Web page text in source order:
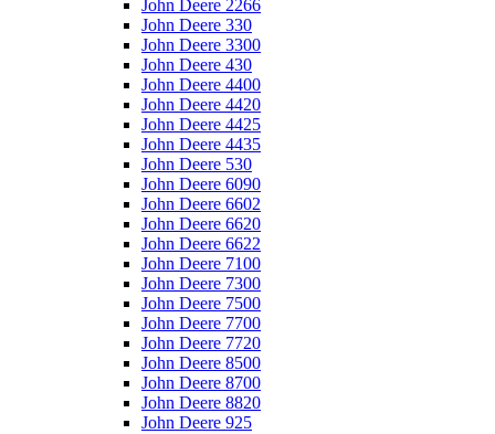
John Deere 2266
John Deere 330
John Deere 3300
John Deere 430
John Deere 4400
John Deere 4420
John Deere 4425
John Deere 4435
John Deere 530
John Deere 6090
John Deere 6602
John Deere 6620
John Deere 6622
John Deere 7100
John Deere 7300
John Deere 7500
John Deere 7700
John Deere 7720
John Deere 8500
John Deere 8700
John Deere 8820
John Deere 925